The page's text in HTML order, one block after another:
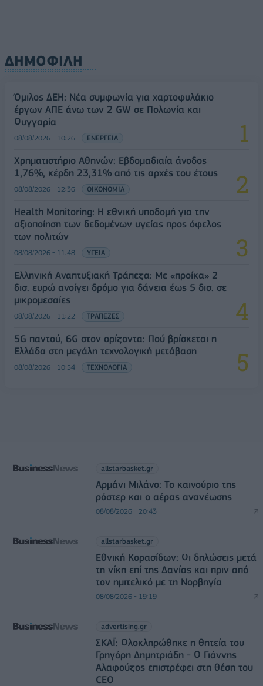
ΔΗΜΟΦΙΛΗ
Όμιλος ΔΕΗ: Νέα συμφωνία για χαρτοφυλάκιο
έργων ΑΠΕ άνω των 2 GW σε Πολωνία και
Ουγγαρία
08/08/2026 - 10:26 ΕΝΕΡΓΕΙΑ
Χρηματιστήριο Αθηνών: Εβδομαδιαία άνοδος
1,76%, κέρδη 23,31% από τις αρχές του έτους
08/08/2026 - 12:36 ΟΙΚΟΝΟΜΙΑ
Health Monitoring: Η εθνική υποδομή για την
αξιοποίηση των δεδομένων υγείας προς όφελος
των πολιτών
08/08/2026 - 11:48 ΥΓΕΙΑ
Ελληνική Αναπτυξιακή Τράπεζα: Με «προίκα» 2
δισ. ευρώ ανοίγει δρόμο για δάνεια έως 5 δισ. σε
μικρομεσαίες
08/08/2026 - 11:22 ΤΡΑΠΕΖΕΣ
5G παντού, 6G στον ορίζοντα: Πού βρίσκεται η
Ελλάδα στη μεγάλη τεχνολογική μετάβαση
08/08/2026 - 10:54 ΤΕΧΝΟΛΟΓΙΑ
allstarbasket.gr
Αρμάνι Μιλάνο: Το καινούριο της
ρόστερ και ο αέρας ανανέωσης
08/08/2026 - 20:43
allstarbasket.gr
Εθνική Κορασίδων: Οι δηλώσεις μετά
τη νίκη επί της Δανίας και πριν από
τον ημιτελικό με τη Νορβηγία
08/08/2026 - 19:19
advertising.gr
ΣΚΑΪ: Ολοκληρώθηκε η θητεία του
Γρηγόρη Δημητριάδη - Ο Γιάννης
Αλαφούζος επιστρέφει στη θέση του
CEO